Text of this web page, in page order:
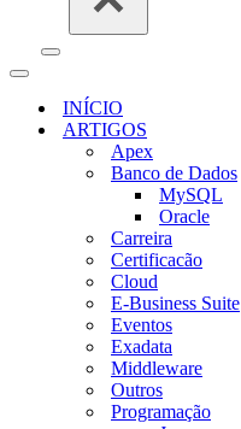
Menu
navegação
Menu
navegaçãoINÍCIO
ARTIGOS
Apex
Banco de Dados
MySQL
Oracle
Carreira
Certificacão
Cloud
E-Business Suite
Eventos
Exadata
Middleware
Outros
Programação